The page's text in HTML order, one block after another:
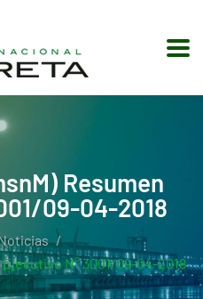
Resumen
09-04-2018
N° 3001/09-04-2018